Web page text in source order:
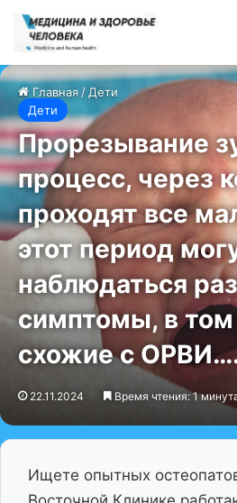
Главная/Дети
Дети
Прорезывание
процесс, через
проходят все
этот период
наблюдаться
симптомы, в том
схожие с
22.11.2024 Время чтения: 1
Ищете опытных